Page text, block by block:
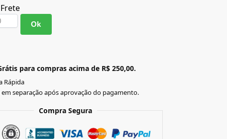
Ok
para compras acima de R$ 250,00.
Rápida
em separação após aprovação do pagamento.
Compra Segura